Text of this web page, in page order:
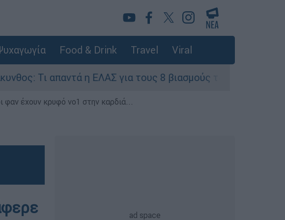
Food & Drink Travel Viral
η ΕΛΑΣ για τους 8 βιασμούς τουριστριών - «Μόνο 3
φαν έχουν κρυφό νο1 στην καρδιά...